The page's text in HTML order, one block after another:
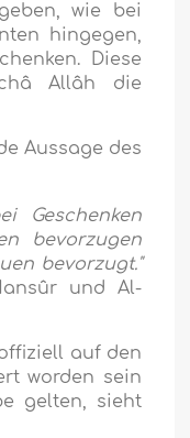
wie bei
hingegen,
Diese
Allâh die
Aussage des
Geschenken
bevorzugen
bevorzugt."
und Al-
auf den
worden sein
gelten, sieht